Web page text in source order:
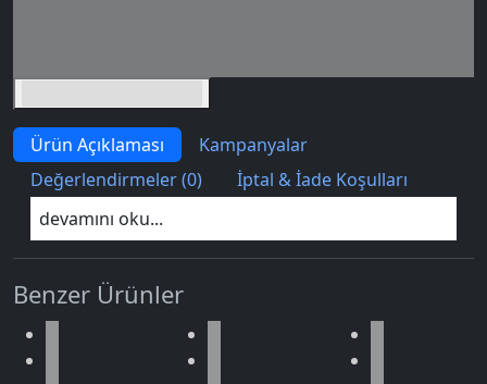
Ürün Açıklaması
Kampanyalar
Değerlendirmeler (0)
İptal & İade Koşulları
devamını oku...
Benzer Ürünler